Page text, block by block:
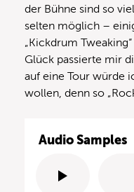
der Bühne sind so
selten möglich –
„Kickdrum
Glück passierte mir
auf eine Tour würde
wollen, denn so
Audio Samples